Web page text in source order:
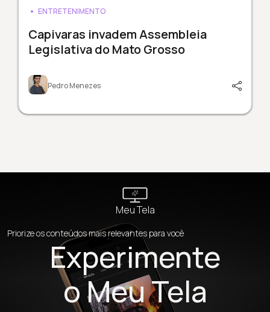
ENTRETENIMENTO
Capivaras invadem Assembleia
Legislativa do Mato Grosso
Pedro Menezes
Meu Tela
Priorize os conteúdos mais relevantes para você
Experimente
o Meu Tela